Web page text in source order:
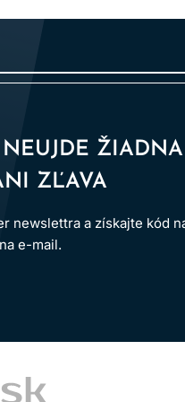
dôkladne opláchnite.
pokynov pomáha
ŽIADNA
ZĽAVA
newslettra a získajte kód
e-mail.